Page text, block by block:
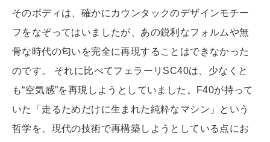
そのボディは、確かにカウンタックのデザインモチー
フをなぞってはいましたが、あの鋭利なフォルムや無
骨な時代の匂いを完全に再現することはできなかった
のです。 それに比べてフェラーリSC40は、少なくと
も“空気感”を再現しようとしていました。F40が持って
いた「走るためだけに生まれた純粋なマシン」という
哲学を、現代の技術で再構築しようとしている点にお